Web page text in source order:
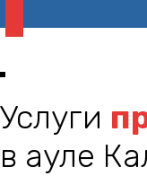
Услуги
в ауле